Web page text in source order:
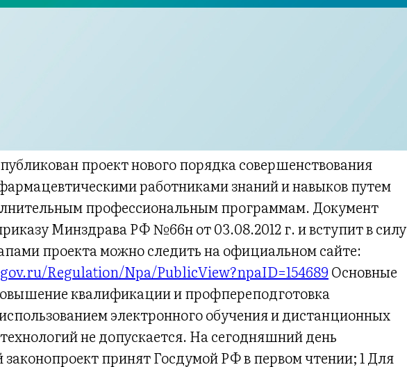
проект нового порядка совершенствования
работниками знаний и навыков путем
профессиональным программам. Документ
Минздрава РФ №66н от 03.08.2012 г. и вступит в силу
проекта можно следить на официальном сайте:
Regulation/Npa/PublicView?npaID=154689 Основные
квалификации и профпереподготовка
электронного обучения и дистанционных
не допускается. На сегодняшний день
принят Госдумой РФ в первом чтении; 1 Для